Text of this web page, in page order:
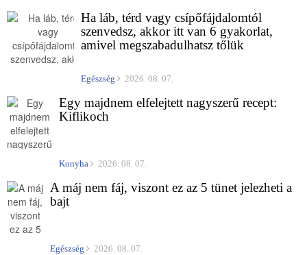
Ha láb, térd vagy csípőfájdalomtól
szenvedsz, akkor itt van 6 gyakorlat,
amivel megszabadulhatsz tőlük
Egészség 2026. 08. 07.
Egy majdnem elfelejtett nagyszerű recept:
Kiflikoch
Konyha 2026. 08. 07.
A máj nem fáj, viszont ez az 5 tünet jelezheti a
bajt
Egészség 2026. 08. 07.